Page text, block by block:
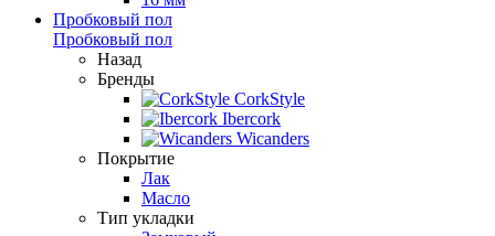
Пробковый пол
Пробковый пол
Назад
Бренды
CorkStyle
Ibercork
Wicanders
Покрытие
Лак
Масло
Тип укладки